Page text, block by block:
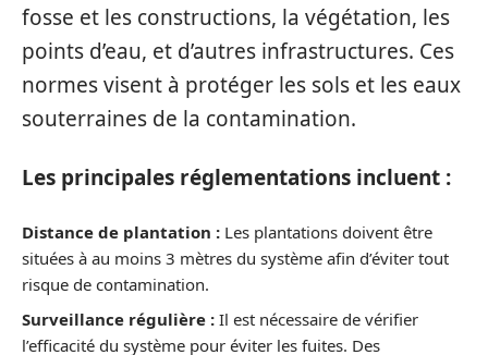
fosse et les constructions, la végétation, les
points d’eau, et d’autres infrastructures. Ces
normes visent à protéger les sols et les eaux
souterraines de la contamination.
Les principales réglementations incluent :
Distance de plantation : Les plantations doivent être
situées à au moins 3 mètres du système afin d’éviter tout
risque de contamination.
Surveillance régulière : Il est nécessaire de vérifier
l’efficacité du système pour éviter les fuites. Des